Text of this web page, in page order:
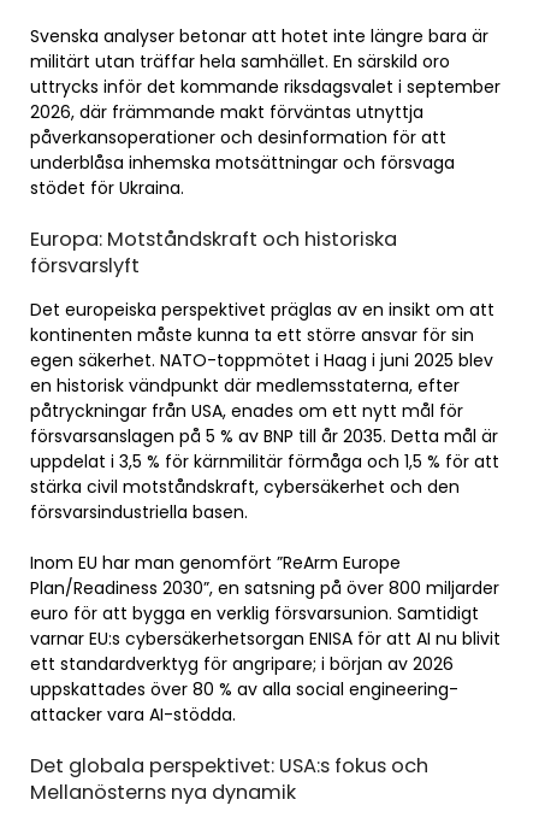
Svenska analyser betonar att hotet inte längre bara är
militärt utan träffar hela samhället. En särskild oro
uttrycks inför det kommande riksdagsvalet i september
2026, där främmande makt förväntas utnyttja
påverkansoperationer och desinformation för att
underblåsa inhemska motsättningar och försvaga
stödet för Ukraina.
Europa: Motståndskraft och historiska
försvarslyft
Det europeiska perspektivet präglas av en insikt om att
kontinenten måste kunna ta ett större ansvar för sin
egen säkerhet. NATO-toppmötet i Haag i juni 2025 blev
en historisk vändpunkt där medlemsstaterna, efter
påtryckningar från USA, enades om ett nytt mål för
försvarsanslagen på 5 % av BNP till år 2035. Detta mål är
uppdelat i 3,5 % för kärnmilitär förmåga och 1,5 % för att
stärka civil motståndskraft, cybersäkerhet och den
försvarsindustriella basen.
Inom EU har man genomfört ”ReArm Europe
Plan/Readiness 2030”, en satsning på över 800 miljarder
euro för att bygga en verklig försvarsunion. Samtidigt
varnar EU:s cybersäkerhetsorgan ENISA för att AI nu blivit
ett standardverktyg för angripare; i början av 2026
uppskattades över 80 % av alla social engineering-
attacker vara AI-stödda.
Det globala perspektivet: USA:s fokus och
Mellanösterns nya dynamik